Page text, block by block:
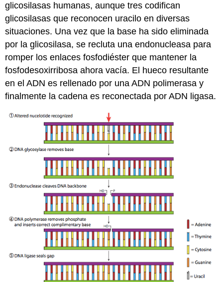
glicosilasas humanas, aunque tres codifican
glicosilasas que reconocen uracilo en diversas
situaciones. Una vez que la base ha sido eliminada
por la glicosilasa, se recluta una endonucleasa para
romper los enlaces fosfodiéster que mantener la
fosfodesoxirribosa ahora vacía. El hueco resultante
en el ADN es rellenado por una ADN polimerasa y
finalmente la cadena es reconectada por ADN ligasa.